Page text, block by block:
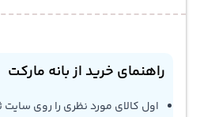
راهنمای خرید از بانه مارکت
اول کالای مورد نظری را روی